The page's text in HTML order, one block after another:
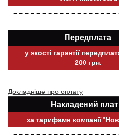
− − − − − − − − − − − − − − − − − −
−
Передплата
у якості гарантії
200 грн.
Докладніше про оплату
Накладений
за тарифами компанії"
− − − − − − − − − − − − − − − − − −